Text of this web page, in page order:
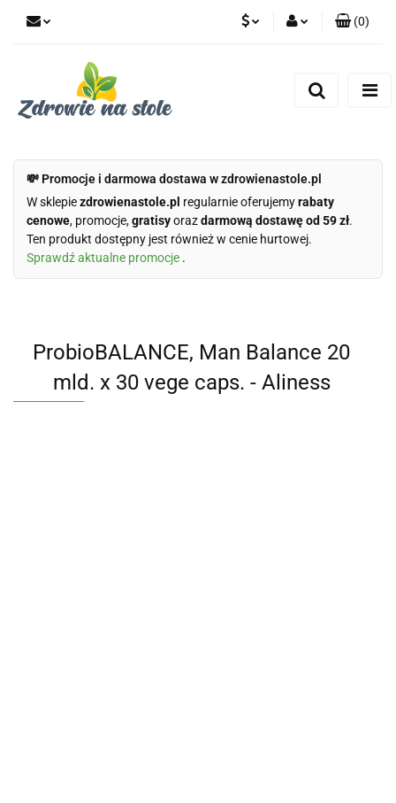
(0)
💸 Promocje i darmowa dostawa w zdrowienastole.pl
W sklepiezdrowienastole.pl regularnie oferujemyrabaty
cenowe, promocje,gratisyorazdarmową dostawę od 59 zł.
Ten produkt dostępny jest również w cenie hurtowej.
Sprawdź aktualne promocje .
ProbioBALANCE, Man Balance 20
mld. x 30 vege caps. - Aliness